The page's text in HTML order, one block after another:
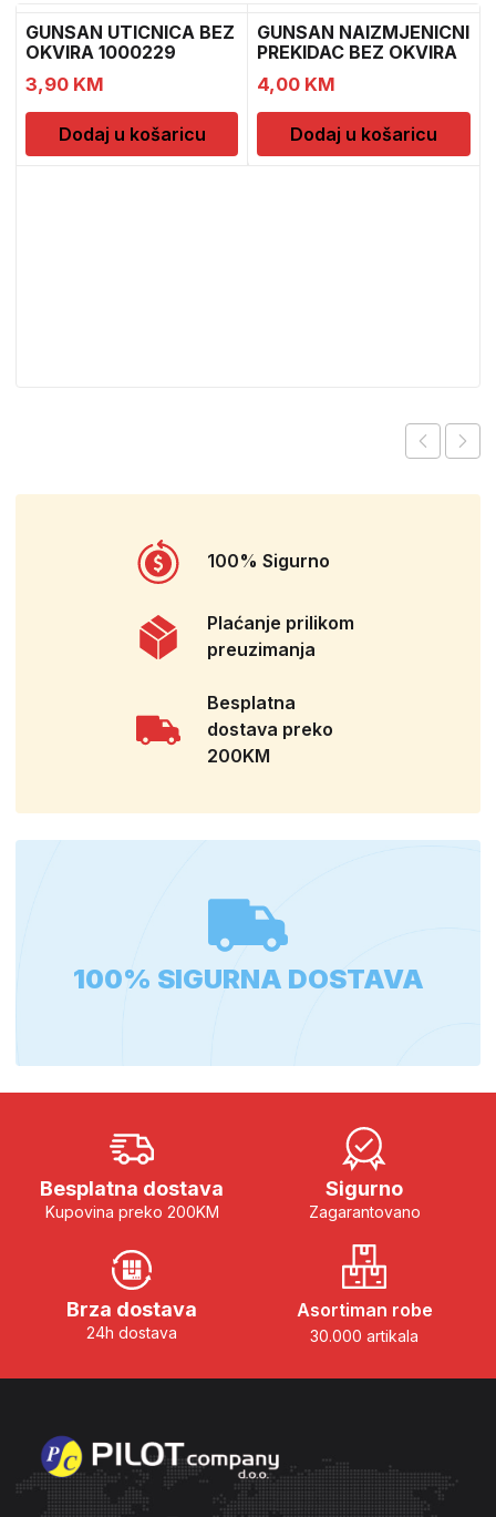
GUNSAN UTICNICA BEZ
OKVIRA 1000229
3,90 KM
Dodaj u košaricu
GUNSAN NAIZMJENICNI
PREKIDAC BEZ OKVIRA
4,00 KM
Dodaj u košaricu
100% Sigurno
Plaćanje prilikom
preuzimanja
Besplatna
dostava preko
200KM
100% SIGURNA DOSTAVA
Besplatna dostava
Kupovina preko 200KM
Sigurno
Zagarantovano
Brza dostava
24h dostava
Asortiman robe
30.000 artikala